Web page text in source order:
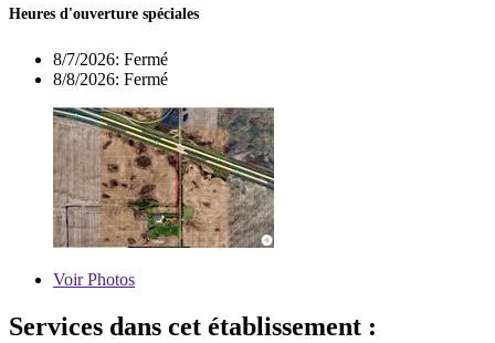
Heures d'ouverture spéciales
8/7/2026: Fermé
8/8/2026: Fermé
VoirPhotos
Services dans cet établissement :